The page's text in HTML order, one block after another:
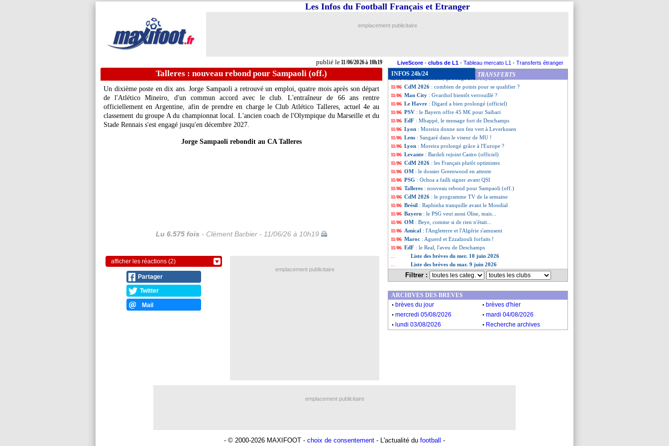
publié le11/06/2026 à 10h19
Les Infos du Football Français et Etranger
emplacement publicitaire
LiveScore - clubs de L1 - Tableau mercato L1 - Transferts étranger
Talleres : nouveau rebond pour Sampaoli (off.)
Un dixième poste en dix ans. Jorge Sampaoli a retrouvé un emploi, quatre mois après son départ
de l'Atlético Mineiro, d'un commun accord avec le club. L'entraîneur de 66 ans rentre
officiellement en Argentine, afin de prendre en charge le Club Atlético Talleres, actuel 4e au
classement du groupe A du championnat local. L'ancien coach de l'Olympique du Marseille et du
Stade Rennais s'est engagé jusqu'en décembre 2027.
Jorge Sampaoli rebondit au CA Talleres
Lu 6.575 fois - Clément Barbier - 11/06/26 à 10h19
afficher les réactions (2)
Partager
Twitter
Mail
INFOS 24h/24 TRANSFERTS
11/06 Le Havre: Roussier calme le jeu pour Demba Ba
11/06 Côme: Butez a prolongé (officiel)
11/06 Newcastle
11/06 EdF: Zidane, la prédiction de Desailly
11/06 Real: Mourinho insiste pour Bernardo Silva
: Vanhoutte, ça bouge avec Feyenoord
11/06 CdM 2026 : combien de points pour se qualifier ?
11/06 Man City : Gvardiol bientôt verrouillé ?
11/06 Le Havre : Digard a bien prolongé (officiel)
11/06 PSV : le Bayern offre 45 M€ pour Saibari
11/06 EdF : Mbappé, le message fort de Deschamps
11/06 Lyon : Moreira donne son feu vert à Leverkusen
11/06 Lens : Sangaré dans le viseur de MU !
11/06 Lyon : Moreira prolongé grâce à l'Europe ?
11/06 Levante : Bardeli rejoint Castro (officiel)
11/06 CdM 2026 : les Français plutôt optimistes
11/06 OM : le dossier Greenwood en attente
11/06 PSG : Ochoa a failli signer avant QSI
11/06 Talleres : nouveau rebond pour Sampaoli (off.)
11/06 CdM 2026 : le programme TV de la semaine
11/06 Brésil : Raphinha tranquille avant le Mondial
11/06 Bayern : le PSG veut aussi Olise, mais...
11/06 OM : Beye, comme si de rien n'était...
11/06 Amical : l'Angleterre et l'Algérie s'amusent
11/06 Maroc : Aguerd et Ezzalzouli forfaits !
11/06 EdF : le Real, l'aveu de Deschamps
Liste des brèves du mer. 10 juin 2026
Liste des brèves du mar. 9 juin 2026
Filtrer :
emplacement publicitaire
ARCHIVES DES BREVES
. brèves du jour . brèves d'hier
. mercredi 05/08/2026 . mardi 04/08/2026
. lundi 03/08/2026 . Recherche archives
emplacement publicitaire
- © 2000-2026 MAXIFOOT - choix de consentement - L'actualité du football -